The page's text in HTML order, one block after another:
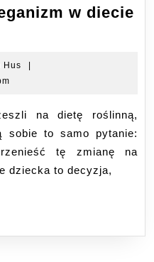
w diecie
Hus
Kristián
sobie to samo pytanie:
tę zmianę na
dziecka to decyzja,